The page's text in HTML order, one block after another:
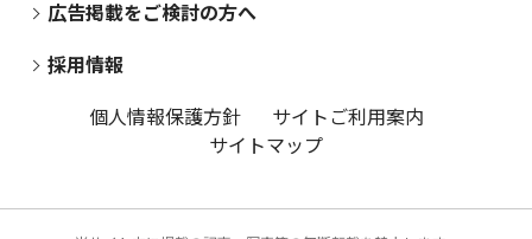
広告掲載をご検討の方へ
採用情報
個人情報保護方針
サイトご利用案内
サイトマップ